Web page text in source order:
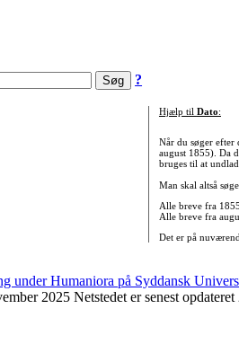
?
Hjælp til Dato:
Når du søger
august 1855). Da
bruges til at
Man skal altså
Alle breve fra
Alle breve fra
Det er på
2025 Netstedet er senest